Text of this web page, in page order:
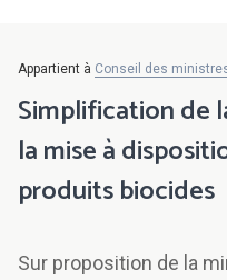
Appartient à Conseil des
Simplification de
la mise à
produits biocides
Sur proposition de la